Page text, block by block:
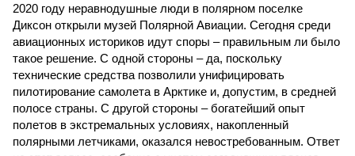
2020 году неравнодушные люди в полярном поселке
Диксон открыли музей Полярной Авиации. Сегодня среди
авиационных историков идут споры – правильным ли было
такое решение. С одной стороны – да, поскольку
технические средства позволили унифицировать
пилотирование самолета в Арктике и, допустим, в средней
полосе страны. С другой стороны – богатейший опыт
полетов в экстремальных условиях, накопленный
полярными летчиками, оказался невостребованным. Ответ